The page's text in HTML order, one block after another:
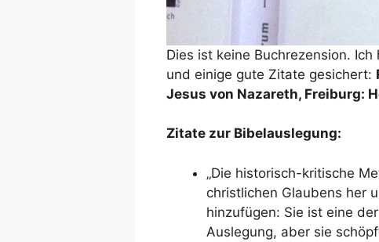
Dies ist keine Buchrezension.
und einige gute Zitate gesichert:
Jesus von Nazareth, Freiburg:
Zitate zur Bibelauslegung:
„Die historisch-kritische
christlichen Glaubens her
hinzufügen: Sie ist eine
Auslegung, aber sie